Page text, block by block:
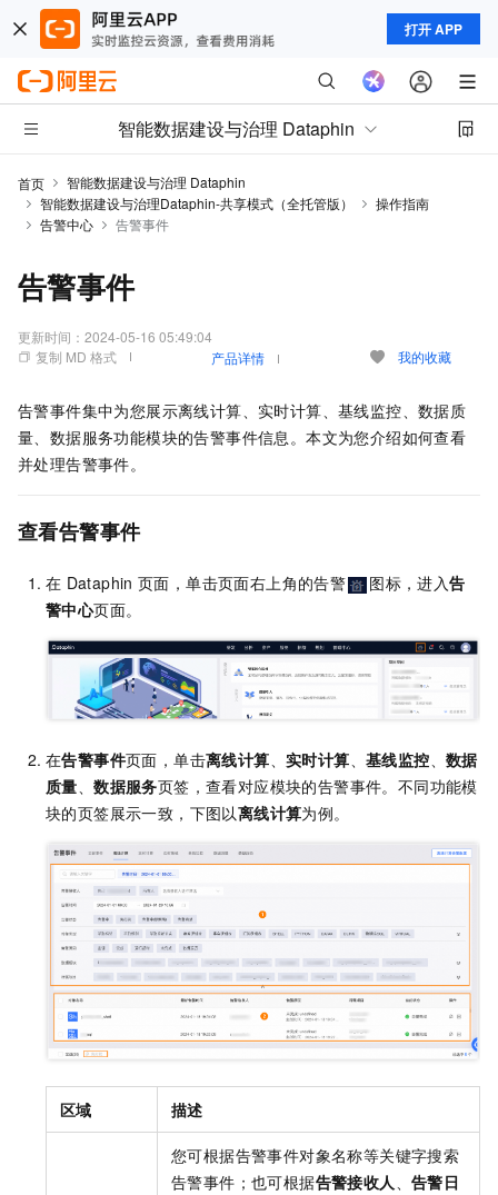
打开 APP
智能数据建设与治理 Dataphin
首页
智能数据建设与治理 Dataphin
智能数据建设与治理Dataphin-共享模式（全托管版）
操作指南
告警中心
告警事件
告警事件
更新时间： 2024-05-16 05:49:04
复制 MD 格式
产品详情 我的收藏
告警事件集中为您展示离线计算、实时计算、基线监控、数据质
量、数据服务功能模块的告警事件信息。本文为您介绍如何查看
并处理告警事件。
查看告警事件
在 Dataphin 页面，单击页面右上角的告警 图标，进入告
警中心页面。
在告警事件页面，单击离线计算、实时计算、基线监控、数据
质量、数据服务页签，查看对应模块的告警事件。不同功能模
块的页签展示一致，下图以离线计算为例。
区域 描述
您可根据告警事件对象名称等关键字搜索
告警事件；也可根据告警接收人、告警日